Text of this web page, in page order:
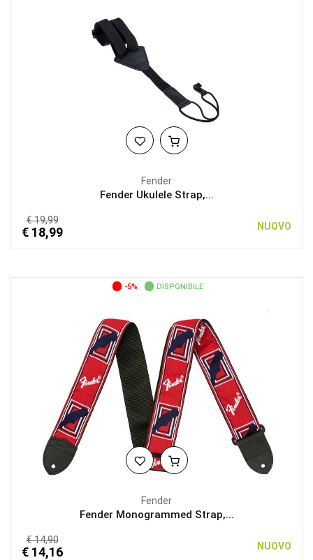
Fender
Fender Ukulele Strap,...
€ 19,99
€ 18,99 NUOVO
-5% DISPONIBILE
Fender
Fender Monogrammed Strap,...
€ 14,90
€ 14,16 NUOVO